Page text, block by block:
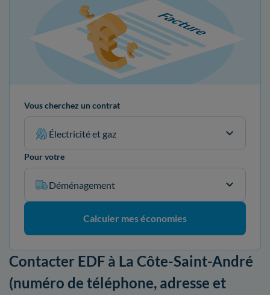
Vous cherchez un contrat
Électricité et gaz
Pour votre
Déménagement
Calculer mes économies
Contacter EDF à La Côte-Saint-André
(numéro de téléphone, adresse et